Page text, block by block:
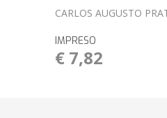
CARLOS AUGUSTO
IMPRESO
€ 7,82